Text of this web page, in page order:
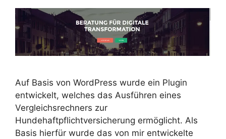
Auf Basis von WordPress wurde ein Plugin
entwickelt, welches das Ausführen eines
Vergleichsrechners zur
Hundehaftpflichtversicherung ermöglicht. Als
Basis hierfür wurde das von mir entwickelte